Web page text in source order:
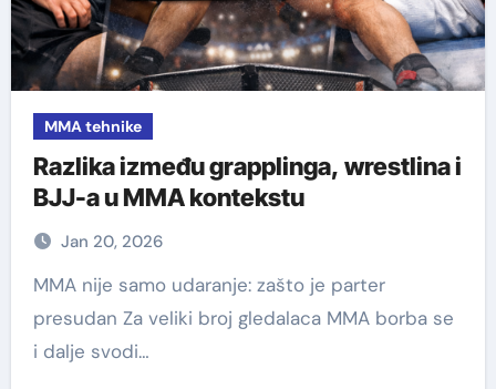
MMA tehnike
Razlika između grapplinga, wrestlina i
BJJ-a u MMA kontekstu
Jan 20, 2026
MMA nije samo udaranje: zašto je parter
presudan Za veliki broj gledalaca MMA borba se
i dalje svodi…